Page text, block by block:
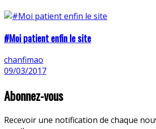
#Moi patient enfin le site
chanfimao
09/03/2017
Abonnez-vous
Recevoir une notification de chaque